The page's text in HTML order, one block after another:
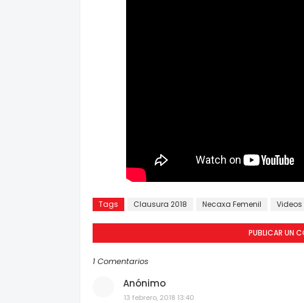
Tags Clausura 2018 Necaxa Femenil Videos
PUBLICAR UN
1 Comentarios
Anónimo
13 febrero, 2018 13:40